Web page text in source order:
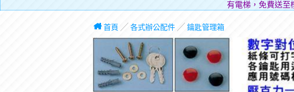
有電梯，免費送至樓上，無
首頁 ╱ 各式辦公配件╱ 鑰匙管理箱